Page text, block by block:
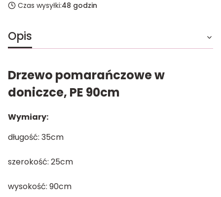
Czas wysyłki:48 godzin
Opis
Drzewo pomarańczowe w
doniczce, PE 90cm
Wymiary:
długość: 35cm
szerokość: 25cm
wysokość: 90cm